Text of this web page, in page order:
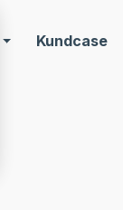
Kundcase